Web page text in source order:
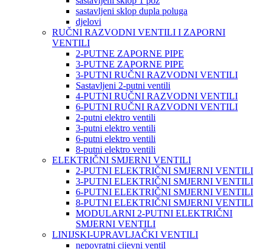
sastavljeni sklop dupla poluga
djelovi
RUČNI RAZVODNI VENTILI I ZAPORNI
VENTILI
2-PUTNE ZAPORNE PIPE
3-PUTNE ZAPORNE PIPE
3-PUTNI RUČNI RAZVODNI VENTILI
Sastavljeni 2-putni ventili
4-PUTNI RUČNI RAZVODNI VENTILI
6-PUTNI RUČNI RAZVODNI VENTILI
2-putni elektro ventili
3-putni elektro ventili
6-putni elektro ventili
8-putni elektro ventili
ELEKTRIČNI SMJERNI VENTILI
2-PUTNI ELEKTRIČNI SMJERNI VENTILI
3-PUTNI ELEKTRIČNI SMJERNI VENTILI
6-PUTNI ELEKTRIČNI SMJERNI VENTILI
8-PUTNI ELEKTRIČNI SMJERNI VENTILI
MODULARNI 2-PUTNI ELEKTRIČNI
SMJERNI VENTILI
LINIJSKI-UPRAVLJAČKI VENTILI
nepovratni cijevni ventil